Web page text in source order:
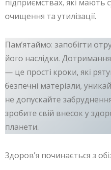
підприємствах, які мають
очищення та утилізації.
Пам’ятаймо: запобігти
його наслідки.
— це прості кроки, які
безпечні матеріали,
не допускайте
зробите свій внесок у
планети.
Здоров’я починається з